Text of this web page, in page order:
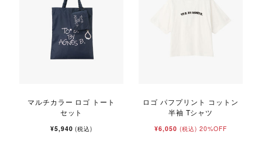
マルチカラー ロゴ トート
セット
¥5,940(税込)
ロゴ パフプリント コットン
半袖 Tシャツ
¥6,050 (税込) 20%OFF